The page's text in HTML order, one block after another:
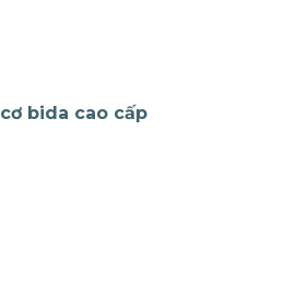
cơ bida cao cấp